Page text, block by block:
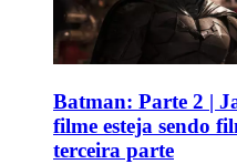
Batman: Parte 2 |
filme esteja sendo
terceira parte